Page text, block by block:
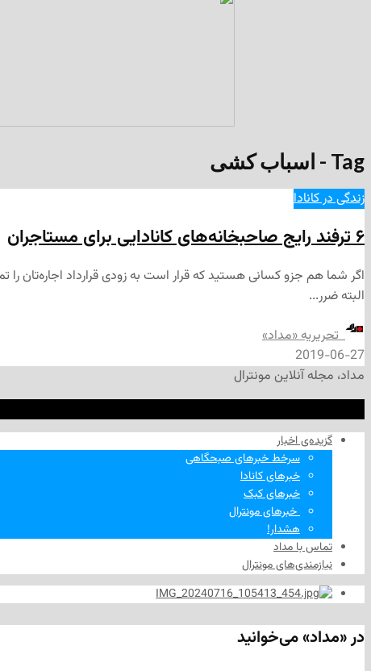
Tag - اسباب کشی
زندگی در کانادا
۶ ترفند رایج صاحبخانه‌های کانادایی برای مستاجران
البته ضرر...
‌ تحریریه «مداد»
2019-06-27
مداد، مجله آنلاین مونترال
گزیده‌ی‌ اخبار
سرخط خبرهای صبحگاهی
خبرهای کانادا
خبرهای کبک
‌ خبرهای مونترال
هشدار!
تماس با مداد
نیازمندی‌های مونترال
در «مداد» می‌خوانید